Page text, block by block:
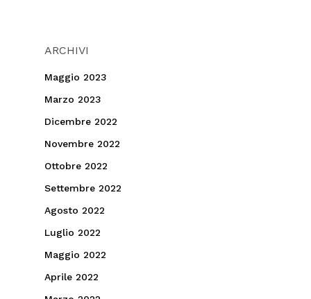
ARCHIVI
Maggio 2023
Marzo 2023
Dicembre 2022
Novembre 2022
Ottobre 2022
Settembre 2022
Agosto 2022
Luglio 2022
Maggio 2022
Aprile 2022